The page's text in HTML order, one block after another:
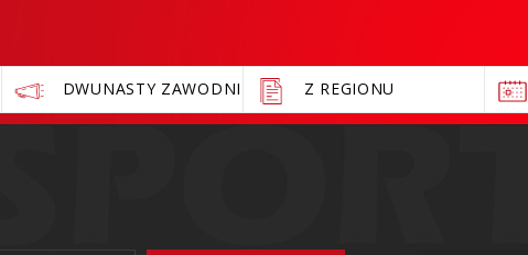
DWUNASTY ZAWODNIK Z REGIONU